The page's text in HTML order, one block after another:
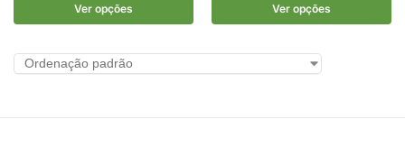
Ver opções Ver opções